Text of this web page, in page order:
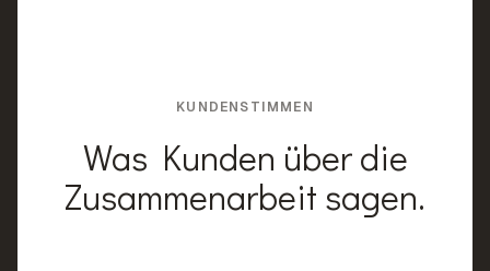
KUNDENSTIMMEN
Was Kunden über die
Zusammenarbeit sagen.